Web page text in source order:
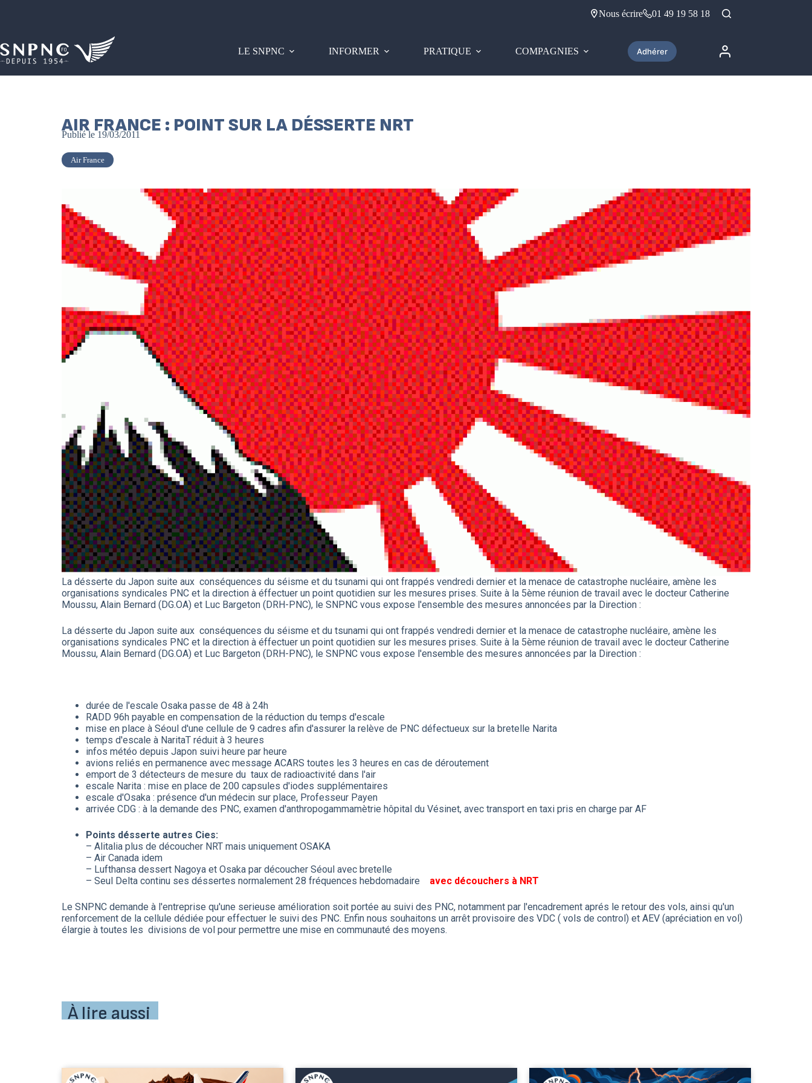
Nous écrire 01 49 19 58 18
LE SNPNC INFORMER PRATIQUE COMPAGNIES Adhérer
AIR FRANCE : POINT SUR LA DÉSSERTE NRT
Publié le 19/03/2011
Air France
La désserte du Japon suite aux conséquences du séisme et du tsunami qui ont frappés vendredi dernier et la menace de catastrophe nucléaire, amène les
organisations syndicales PNC et la direction à éffectuer un point quotidien sur les mesures prises. Suite à la 5ème réunion de travail avec le docteur Catherine
Moussu, Alain Bernard (DG.OA) et Luc Bargeton (DRH-PNC), le SNPNC vous expose l'ensemble des mesures annoncées par la Direction :
La désserte du Japon suite aux conséquences du séisme et du tsunami qui ont frappés vendredi dernier et la menace de catastrophe nucléaire, amène les
organisations syndicales PNC et la direction à éffectuer un point quotidien sur les mesures prises. Suite à la 5ème réunion de travail avec le docteur Catherine
Moussu, Alain Bernard (DG.OA) et Luc Bargeton (DRH-PNC), le SNPNC vous expose l'ensemble des mesures annoncées par la Direction :
durée de l'escale Osaka passe de 48 à 24h
RADD 96h payable en compensation de la réduction du temps d'escale
mise en place à Séoul d'une cellule de 9 cadres afin d'assurer la relève de PNC défectueux sur la bretelle Narita
temps d'escale à NaritaT réduit à 3 heures
infos météo depuis Japon suivi heure par heure
avions reliés en permanence avec message ACARS toutes les 3 heures en cas de déroutement
emport de 3 détecteurs de mesure du taux de radioactivité dans l'air
escale Narita : mise en place de 200 capsules d'iodes supplémentaires
escale d'Osaka : présence d'un médecin sur place, Professeur Payen
arrivée CDG : à la demande des PNC, examen d'anthropogammamètrie hôpital du Vésinet, avec transport en taxi pris en charge par AF
Points désserte autres Cies:
– Alitalia plus de découcher NRT mais uniquement OSAKA
– Air Canada idem
– Lufthansa dessert Nagoya et Osaka par découcher Séoul avec bretelle
– Seul Delta continu ses déssertes normalement 28 fréquences hebdomadaire avec découchers à NRT
Le SNPNC demande à l'entreprise qu'une serieuse amélioration soit portée au suivi des PNC, notamment par l'encadrement aprés le retour des vols, ainsi qu'un
renforcement de la cellule dédiée pour effectuer le suivi des PNC. Enfin nous souhaitons un arrêt provisoire des VDC ( vols de control) et AEV (apréciation en vol)
élargie à toutes les divisions de vol pour permettre une mise en communauté des moyens.
À lire aussi